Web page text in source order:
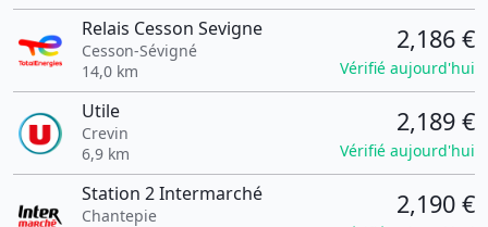
Relais Cesson Sevigne
Cesson-Sévigné
14,0 km
2,186 €
Vérifié aujourd'hui
Utile
Crevin
6,9 km
2,189 €
Vérifié aujourd'hui
Station 2 Intermarché
Chantepie
2,190 €